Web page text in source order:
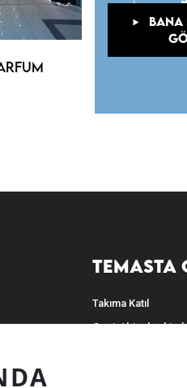
BANA
TEMASTA
Takıma Katıl
Geçici bir alan